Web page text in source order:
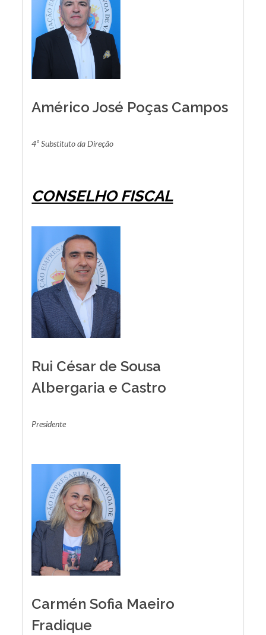
Américo José Poças Campos
4º Substituto da Direção
CONSELHO FISCAL
Rui César de Sousa
Albergaria e Castro
Presidente
Carmén Sofia Maeiro
Fradique